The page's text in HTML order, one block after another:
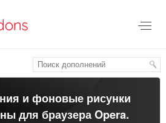
и фоновые рисунки
длябраузера Opera.